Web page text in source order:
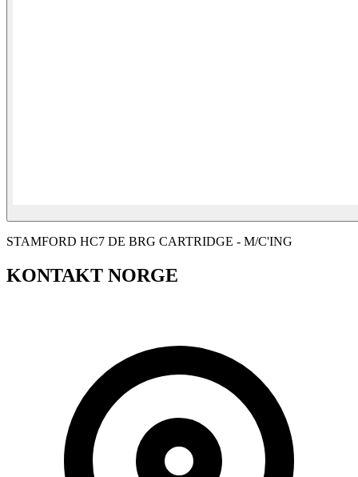
STAMFORD HC7 DE BRG CARTRIDGE - M/C'ING
KONTAKT NORGE